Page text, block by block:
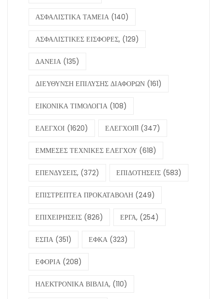
ΑΣΦΑΛΙΣΤΙΚΑ ΤΑΜΕΙΑ (140)
ΑΣΦΑΛΙΣΤΙΚΕΣ ΕΙΣΦΟΡΕΣ, (129)
ΔΑΝΕΙΑ (135)
ΔΙΕΥΘΥΝΣΗ ΕΠΙΛΥΣΗΣ ΔΙΑΦΟΡΩΝ (161)
ΕΙΚΟΝΙΚΑ ΤΙΜΟΛΟΓΙΑ (108)
ΕΛΕΓΧΟΙ (1620) ΕΛΕΓΧΟΙ11 (347)
ΕΜΜΕΣΕΣ ΤΕΧΝΙΚΕΣ ΕΛΕΓΧΟΥ (618)
ΕΠΕΝΔΥΣΕΙΣ, (372) ΕΠΙΔΟΤΗΣΕΙΣ (583)
ΕΠΙΣΤΡΕΠΤΕΑ ΠΡΟΚΑΤΑΒΟΛΗ (249)
ΕΠΙΧΕΙΡΗΣΕΙΣ (826) ΕΡΓΑ, (254)
ΕΣΠΑ (351) ΕΦΚΑ (323)
ΕΦΟΡΙΑ (208)
ΗΛΕΚΤΡΟΝΙΚΑ ΒΙΒΛΙΑ, (110)